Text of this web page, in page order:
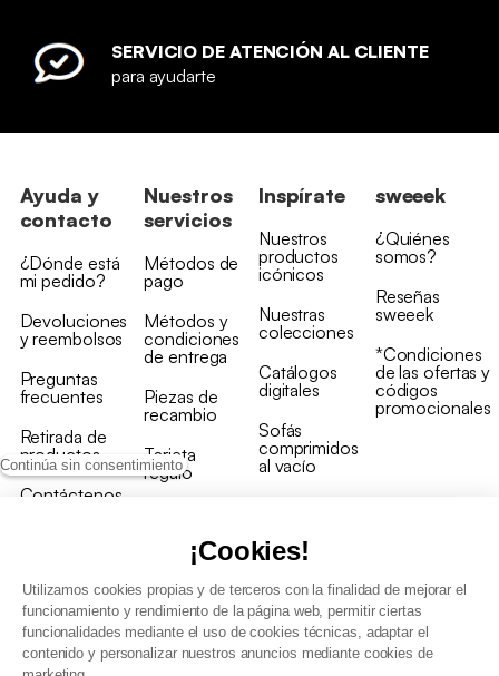
Continúa sin consentimiento
¡Cookies!
Utilizamos cookies propias y de terceros con la finalidad de mejorar el
funcionamiento y rendimiento de la página web, permitir ciertas
funcionalidades mediante el uso de cookies técnicas, adaptar el
contenido y personalizar nuestros anuncios mediante cookies de
SERVICIO DE ATENCIÓN AL CLIENTE
para ayudarte
Ayuda y
contacto
¿Dónde está
mi pedido?
Devoluciones
y reembolsos
Preguntas
frecuentes
Retirada de
productos
Contáctenos
Nuestros
servicios
Métodos de
pago
Métodos y
condiciones
de entrega
Piezas de
recambio
Tarjeta
regalo
Inspírate
Nuestros
productos
icónicos
Nuestras
colecciones
Catálogos
digitales
Sofás
comprimidos
al vacío
sweeek
¿Quiénes
somos?
Reseñas
sweeek
*Condiciones
de las ofertas y
códigos
promocionales